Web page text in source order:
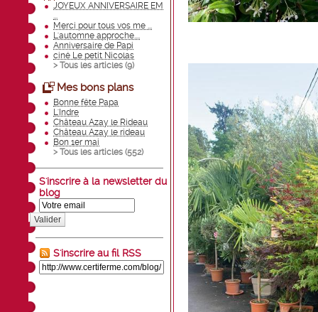
JOYEUX ANNIVERSAIRE EM
...
Merci pour tous vos me ...
L'automne approche....
Anniversaire de Papi
ciné Le petit Nicolas
> Tous les articles (9)
Mes bons plans
Bonne fête Papa
L'Indre
Château Azay le Rideau
Château Azay le rideau
Bon 1er mai
> Tous les articles (552)
S'inscrire à la newsletter du
blog
Valider
S'inscrire au fil RSS